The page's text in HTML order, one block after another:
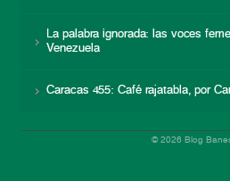
La palabra ignorada: las voces
Venezuela
Caracas 455: Café rajatabla, por
© 2026 Blog